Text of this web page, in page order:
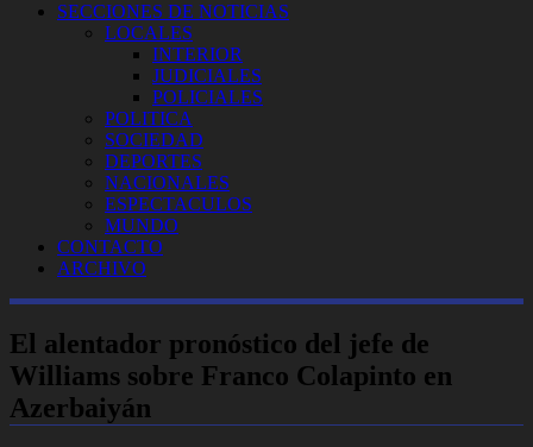
SECCIONES DE NOTICIAS
LOCALES
INTERIOR
JUDICIALES
POLICIALES
POLITICA
SOCIEDAD
DEPORTES
NACIONALES
ESPECTACULOS
MUNDO
CONTACTO
ARCHIVO
El alentador pronóstico del jefe de
Williams sobre Franco Colapinto en
Azerbaiyán